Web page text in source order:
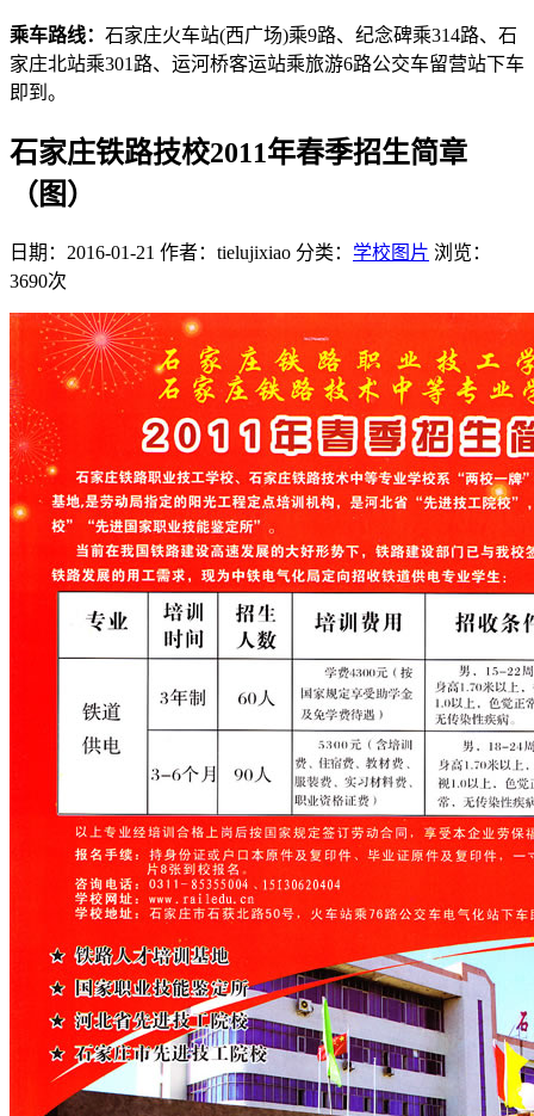
乘车路线： 石家庄火车站(西广场)乘9路、纪念碑乘314路、石
家庄北站乘301路、运河桥客运站乘旅游6路公交车留营站下车
即到。
石家庄铁路技校2011年春季招生简章
（图）
日期：2016-01-21 作者：tielujixiao 分类： 学校图片 浏览：
3690次